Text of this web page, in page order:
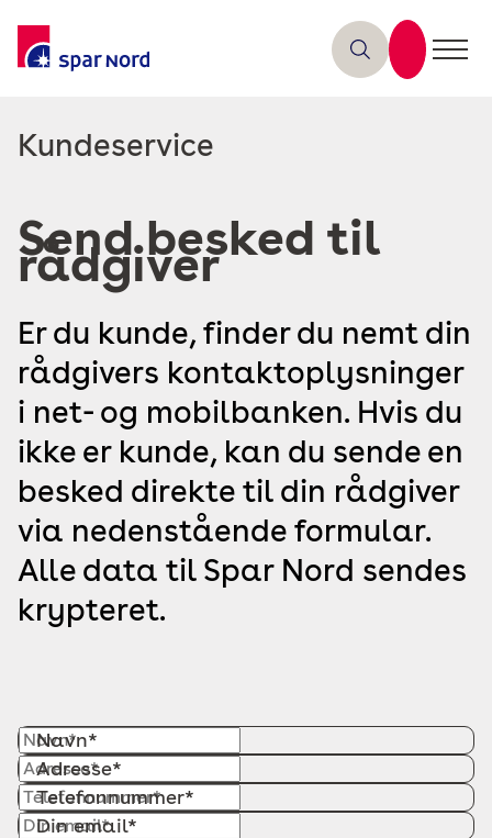
Læs
Kundeservice
Send besked til
rådgiver
Er du kunde, finder du nemt din
rådgivers kontaktoplysninger
i net- og mobilbanken. Hvis du
ikke er kunde, kan du sende en
besked direkte til din rådgiver
via nedenstående formular.
Alle data til Spar Nord sendes
krypteret.
Navn*
Adresse*
Telefonnummer*
Din email*